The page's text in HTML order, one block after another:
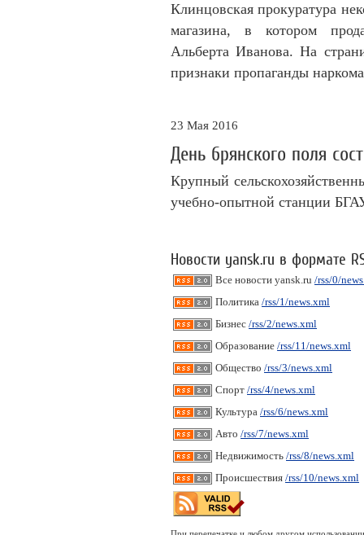
Клинцовская прокуратура
магазина, в котором
Альберта Иванова. На
признаки пропаганды
23 Мая 2016
День брянского поля
Крупный
учебно-опытной станции
Новости yansk.ru в формате
Все новости yansk.ru /rss/0/
Политика /rss/1/news.xml
Бизнес /rss/2/news.xml
Образование /rss/11/news.xml
Общество /rss/3/news.xml
Спорт /rss/4/news.xml
Культура /rss/6/news.xml
Авто /rss/7/news.xml
Недвижимость /rss/8/news.xml
Происшествия /rss/10/news.xml